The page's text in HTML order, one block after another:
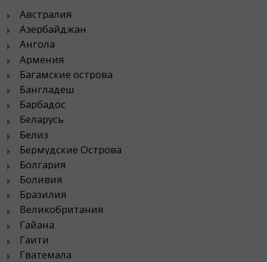
Австралия
Азербайджан
Ангола
Армения
Багамские острова
Бангладеш
Барбадос
Беларусь
Белиз
Бермудские Острова
Болгария
Боливия
Бразилия
Великобритания
Гайана
Гаити
Гватемала